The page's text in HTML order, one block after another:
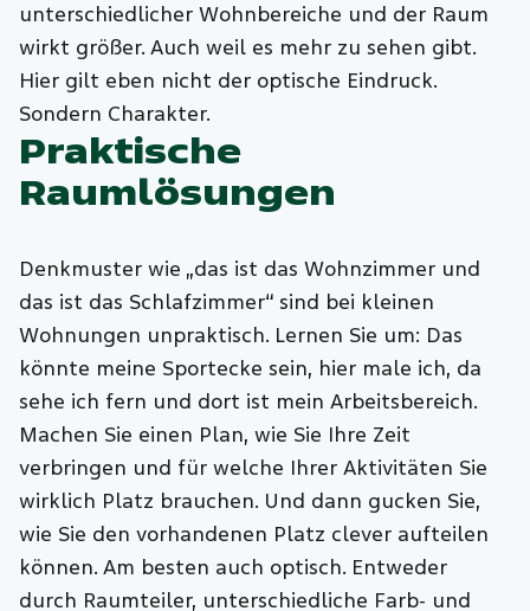
unterschiedlicher Wohnbereiche und der Raum
wirkt größer. Auch weil es mehr zu sehen gibt.
Hier gilt eben nicht der optische Eindruck.
Sondern Charakter.
Praktische
Raumlösungen
Denkmuster wie „das ist das Wohnzimmer und
das ist das Schlafzimmer“ sind bei kleinen
Wohnungen unpraktisch. Lernen Sie um: Das
könnte meine Sportecke sein, hier male ich, da
sehe ich fern und dort ist mein Arbeitsbereich.
Machen Sie einen Plan, wie Sie Ihre Zeit
verbringen und für welche Ihrer Aktivitäten Sie
wirklich Platz brauchen. Und dann gucken Sie,
wie Sie den vorhandenen Platz clever aufteilen
können. Am besten auch optisch. Entweder
durch Raumteiler, unterschiedliche Farb- und